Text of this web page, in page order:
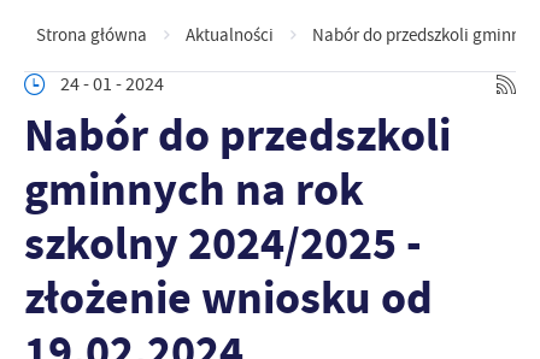
Strona główna Aktualności Nabór do przedszkoli
24 - 01 - 2024
Nabór do przedszkoli
gminnych na rok
szkolny 2024/2025 -
złożenie wniosku od